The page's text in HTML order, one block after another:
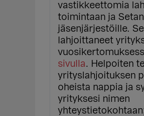
vastikkeettomia
toimintaan ja Setan
jäsenjärjestöille.
lahjoittaneet
sivulla. Helpoiten
yrityslahjoituksen
oheista nappia ja
yrityksesi nimen